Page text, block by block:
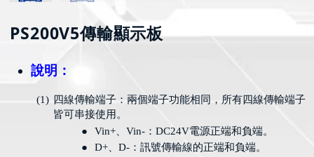
PS200V5傳輸顯示板
說明：
(1) 四線傳輸端子：兩個端子功能相同，所有四線傳輸端子
皆可串接使用。
●
Vin+、 Vin-： DC24V電源正端和負端。
●
D+、 D-：訊號傳輸線的正端和負端。